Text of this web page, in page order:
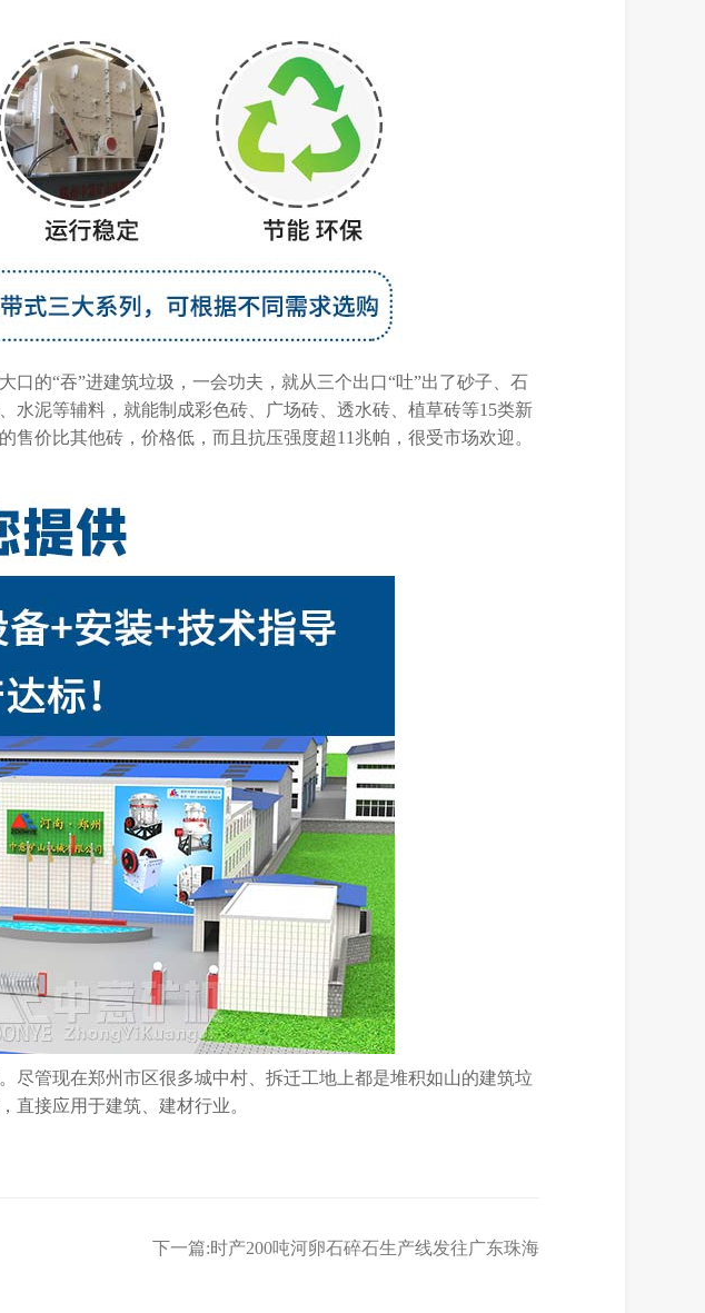
的“吞”进建筑垃圾，一会功夫，就从三个出口“吐”出了砂子、石
泥等辅料，就能制成彩色砖、广场砖、透水砖、植草砖等15类新
价比其他砖，价格低，而且抗压强度超11兆帕，很受市场欢迎。
尽管现在郑州市区很多城中村、拆迁工地上都是堆积如山的建筑垃
直接应用于建筑、建材行业。
下一篇:时产200吨河卵石碎石生产线发往广东珠海